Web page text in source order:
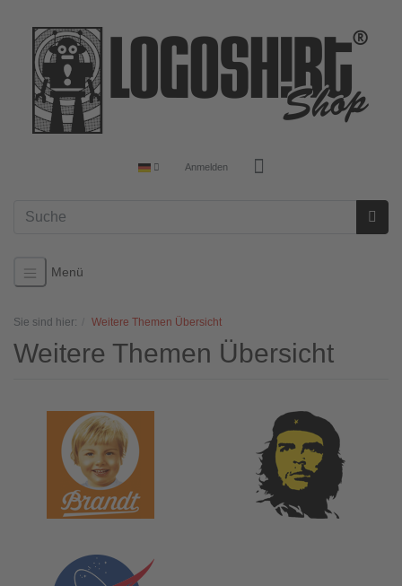
Anmelden
Menü
Sie sind hier: Weitere Themen Übersicht
Weitere Themen Übersicht